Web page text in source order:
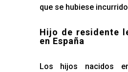
que se hubiese
Hijo de residente
en España
Los hijos nacidos